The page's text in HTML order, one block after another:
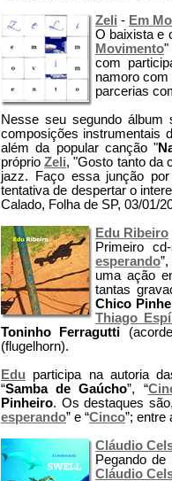
Zeli - Em
O baixista e
Movimento"
com
namoro
parcerias
Nesse seu segundo
composições instrumentais
além da popular canção "
próprioZeli, "Gosto tanto da
jazz. Faço essa junção
tentativa de despertar o
Calado, Folha de SP, 03/01/
Edu Ribeiro
Primeiro
esperando
uma ação
tantas
Chico
Thiago
Toninho Ferragutti
(flugelhorn).
Edu participa na autoria
“Samba de Gaúcho”, “
Pinheiro. Os destaques
esperando” e “Cinco”; entre
Cláudio
Pegando
Cláudio